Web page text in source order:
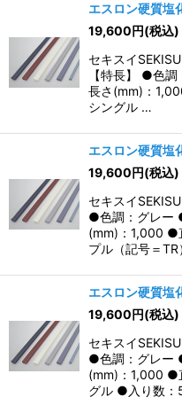
エスロン硬質塩
19,600円(税込)
セキスイ
【特長】 ●色
長さ(mm)：
シングル …
エスロン硬質塩
19,600円(税込)
セキスイ
●色調：グレー
(mm)：1,000 ●
プル（記号＝
エスロン硬質塩
19,600円(税込)
セキスイ
●色調：グレー
(mm)：1,000 ●
グル ●入り数